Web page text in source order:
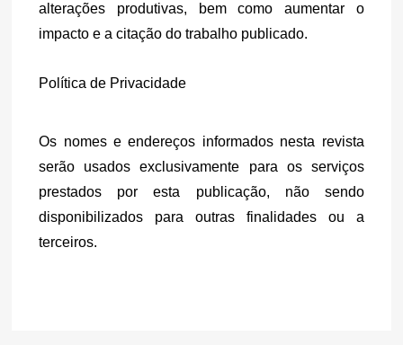
alterações produtivas, bem como aumentar o
impacto e a citação do trabalho publicado.
Política de Privacidade
Os nomes e endereços informados nesta revista
serão usados exclusivamente para os serviços
prestados por esta publicação, não sendo
disponibilizados para outras finalidades ou a
terceiros.